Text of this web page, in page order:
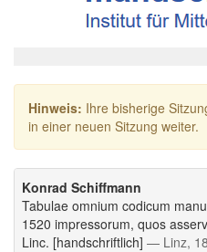
Hinweis: Ihre bisherige
in einer neuen Sitzung weiter.
Konrad Schiffmann
Tabulae omnium codicum
1520 impressorum, quos
Linc. [handschriftlich] — Linz,